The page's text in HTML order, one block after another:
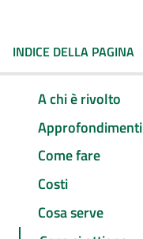
INDICE DELLA PAGINA
A chi è rivolto
Approfondimenti
Come fare
Costi
Cosa serve